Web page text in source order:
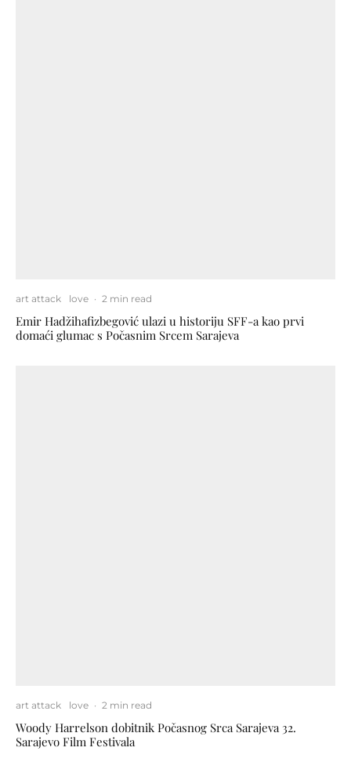
art attack love · 2 min read
Emir Hadžihafizbegović ulazi u historiju SFF-a kao prvi
domaći glumac s Počasnim Srcem Sarajeva
art attack love · 2 min read
Woody Harrelson dobitnik Počasnog Srca Sarajeva 32.
Sarajevo Film Festivala